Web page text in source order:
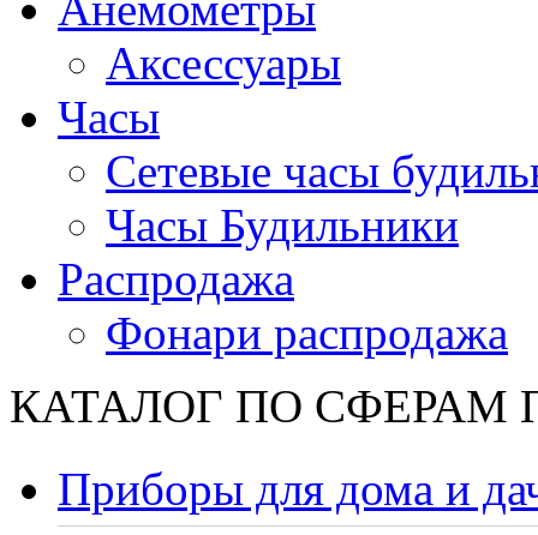
Аксессуары
Часы
Сетевые часы
Часы Будильники
Распродажа
Фонари распродажа
КАТАЛОГ ПО СФЕРАМ
Приборы для дома и